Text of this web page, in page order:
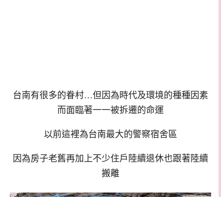
台南有很多的眷村…但因為時代及環境的種種因素
而面臨著一一被拆遷的命運
以前這裡為台南最大的警察宿舍區
因為房子老舊再加上不少住戶陸續退休也跟著陸續
搬離